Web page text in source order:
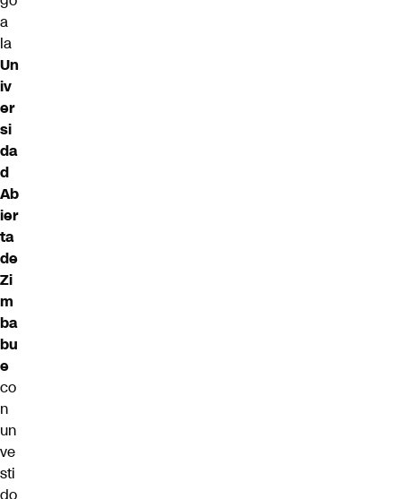
a
la
Un
iv
er
si
da
d
Ab
ier
ta
de
Zi
m
ba
bu
e
co
n
un
ve
sti
do